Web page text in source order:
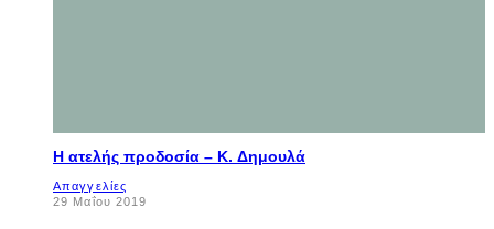
Η ατελής προδοσία – K. Δημουλά
Απαγγελίες
29 Μαΐου 2019